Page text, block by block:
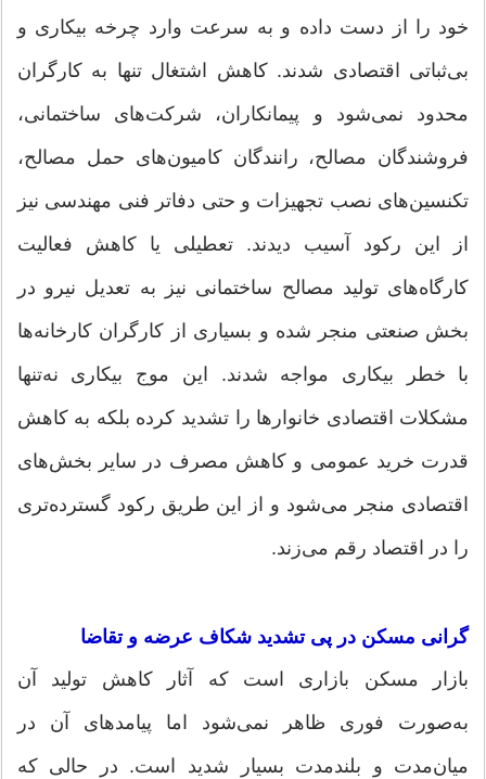
خود را از دست داده‌ و به سرعت وارد چرخه بیکاری و
بی‌ثباتی اقتصادی شدند. کاهش اشتغال تنها به کارگران
محدود نمی‌شود و پیمانکاران، شرکت‌های ساختمانی،
فروشندگان مصالح، رانندگان کامیون‌های حمل مصالح،
تکنسین‌های نصب تجهیزات و حتی دفاتر فنی مهندسی نیز
از این رکود آسیب دیدند. تعطیلی یا کاهش فعالیت
کارگاه‌های تولید مصالح ساختمانی نیز به تعدیل نیرو در
بخش صنعتی منجر شده و بسیاری از کارگران کارخانه‌ها
با خطر بیکاری مواجه شدند. این موج بیکاری نه‌تنها
مشکلات اقتصادی خانوارها را تشدید کرده بلکه به کاهش
قدرت خرید عمومی و کاهش مصرف در سایر بخش‌های
اقتصادی منجر می‌شود و از این طریق رکود گسترده‌تری
را در اقتصاد رقم می‌زند.
گرانی مسکن در پی تشدید شکاف عرضه و تقاضا
بازار مسکن بازاری است که آثار کاهش تولید آن
به‌صورت فوری ظاهر نمی‌شود اما پیامدهای آن در
میان‌مدت و بلندمدت بسیار شدید است. در حالی که